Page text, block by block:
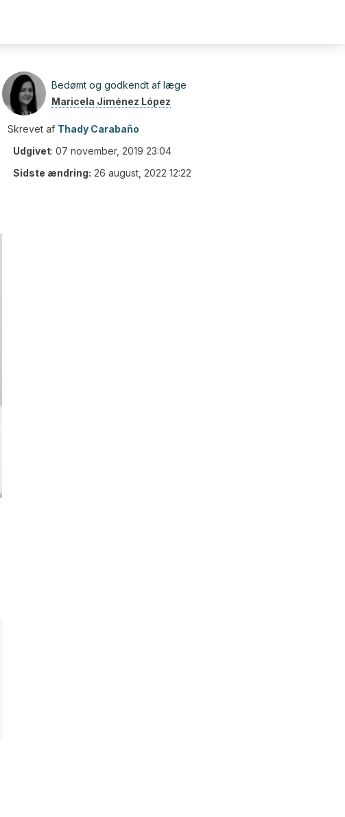
Bedømt og godkendt af læge
Maricela Jiménez López
Skrevet af Thady Carabaño
Udgivet: 07 november, 2019 23:04
Sidste ændring: 26 august, 2022 12:22